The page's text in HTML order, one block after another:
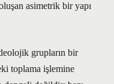
asimetrik bir yapı
grupların bir
toplama işlemine